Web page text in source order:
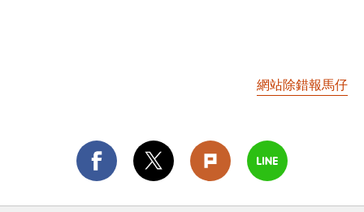
網站除錯報馬仔